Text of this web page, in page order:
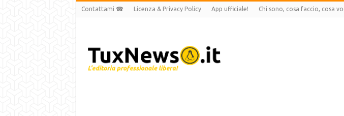
Contattami ☎ Licenza & Privacy Policy App ufficiale! Chi sono, cosa faccio, cosa